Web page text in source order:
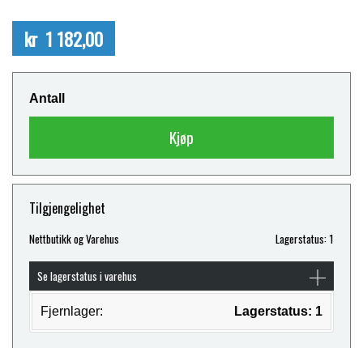
kr 1 182,00
Antall
Kjøp
Tilgjengelighet
Nettbutikk og Varehus Lagerstatus: 1
Se lagerstatus i varehus
Fjernlager: Lagerstatus: 1